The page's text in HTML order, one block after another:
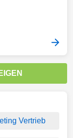
Vertrieb